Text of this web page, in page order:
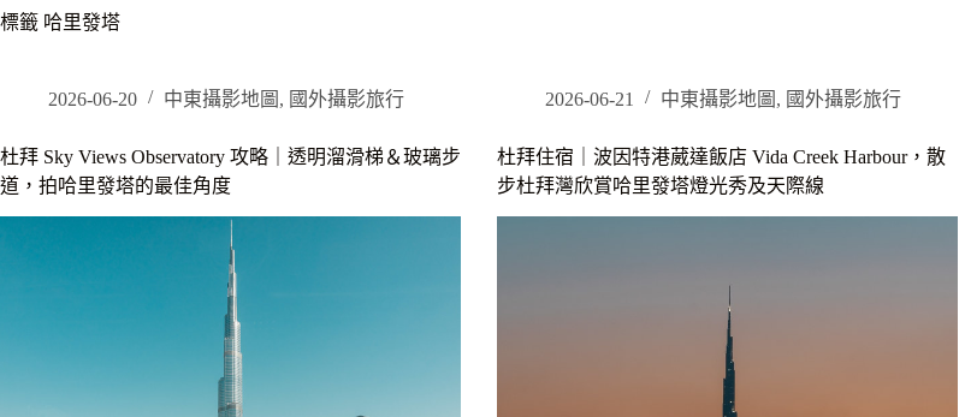
標籤 哈里發塔
2026-06-20 中東攝影地圖 , 國外攝影旅行
杜拜 Sky Views Observatory 攻略｜透明溜滑梯＆玻璃步
道，拍哈里發塔的最佳角度
2026-06-21 中東攝影地圖 , 國外攝影旅行
杜拜住宿｜波因特港葳達飯店 Vida Creek Harbour，散
步杜拜灣欣賞哈里發塔燈光秀及天際線